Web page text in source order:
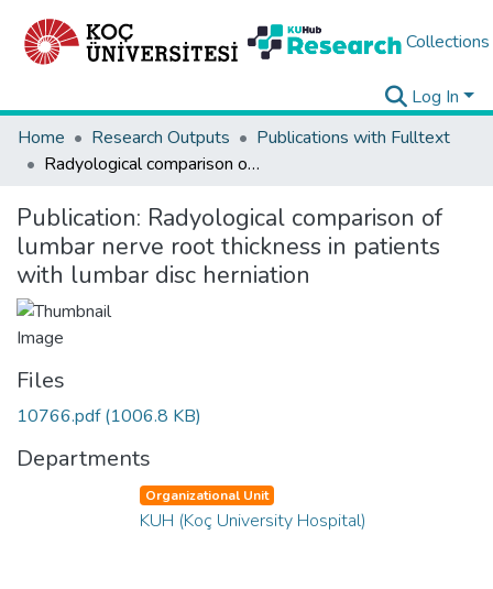
Collections
Log In
Home
Research Outputs
Publications with Fulltext
Radyological comparison of lumbar nerve root thickness in patients with lumbar disc herniation
Publication: Radyological comparison of
lumbar nerve root thickness in patients
with lumbar disc herniation
Files
10766.pdf(1006.8 KB)
Departments
Organizational Unit
KUH (Koç University Hospital)